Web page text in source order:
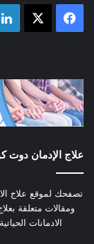
فيسبوك
علاج الإدمان دوت
تصفحك لموقع علاج
ومقالات متعلقة
الادمانات